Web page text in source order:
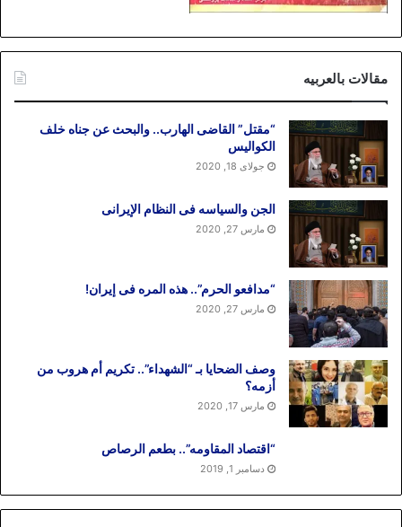
مقالات بالعربیه
“مقتل” القاضی الهارب.. والبحث عن جناه خلف
الکوالیس
جولای 18, 2020
الجن والسیاسه فی النظام اﻹیرانی
مارس 27, 2020
“مدافعو الحرم”.. هذه المره فی إیران!
مارس 27, 2020
وصف الضحایا بـ “الشهداء”.. تکریم أم هروب من
أزمه؟
مارس 17, 2020
“اقتصاد المقاومه”.. بطعم الرصاص
دسامبر 1, 2019